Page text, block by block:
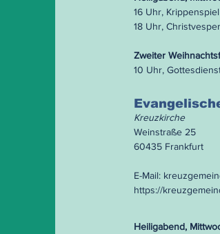
16 Uhr,
18 Uhr, Christvesper
Zweiter
10 Uhr,
Kreuzkirche
Weinstraße 25
60435 Frankfurt
E-Mail:
https://
Heiligabend,